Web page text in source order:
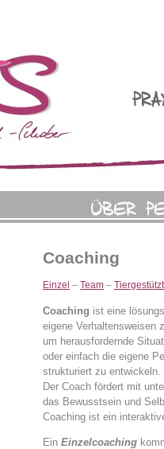
Coaching
Einzel – Team – Tiergestützt
Coaching ist eine
eigene Verhaltensweisen
um herausfordernde
oder einfach die eigene
strukturiert zu entwickeln.
Der Coach fördert mit
das Bewusstsein und
Coaching ist ein
Ein Einzelcoaching